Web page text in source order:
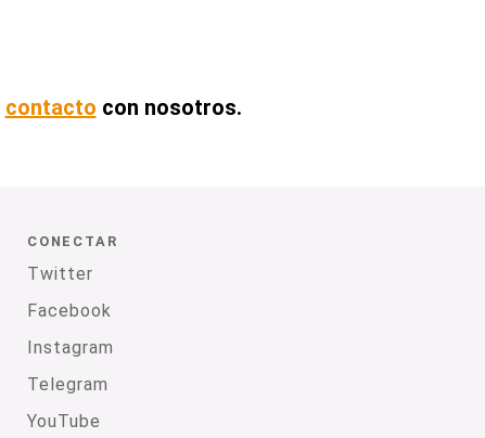
contacto con nosotros.
CONECTAR
Twitter
Facebook
Instagram
Telegram
YouTube